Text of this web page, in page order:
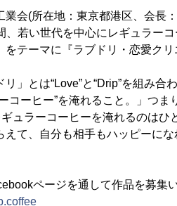
業会(所在地：東京都港区、会長
、若い世代を中心にレギュラー
テーマに『ラブドリ・恋愛ク
」とは“Love”と“Drip”を組み
コーヒー”を淹れること。」つま
ギュラーコーヒーを淹れるのは
えて、自分も相手もハッピーに
ページを通して作品を募集